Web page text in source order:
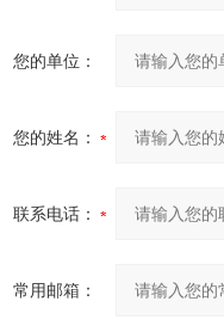
您的单位：
您的姓名：
联系电话：
常用邮箱：